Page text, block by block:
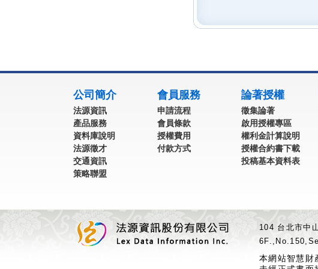
公司簡介
法源資訊
產品服務
資料庫說明
法源徵才
交通資訊
策略聯盟
會員服務
申請流程
會員條款
授權費用
付款方式
論著授權
徵集論著
啟用授權專區
權利金計算說明
授權合約書下載
投稿基本資料表
104 台北市中
本網站智慧財